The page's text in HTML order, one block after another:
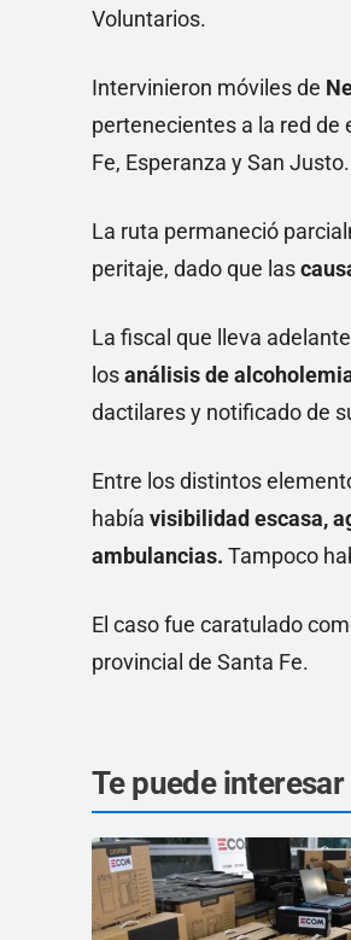
Voluntarios.
Intervinieron móviles de
pertenecientes a la red de
Fe, Esperanza y San Justo.
La ruta permaneció
peritaje, dado que las
La fiscal que lleva
losanálisis de
dactilares y notificado de
Entre los distintos
había visibilidad escasa,
ambulancias. Tampoco
El caso fue caratulado
provincial de Santa Fe.
Te puede interesar